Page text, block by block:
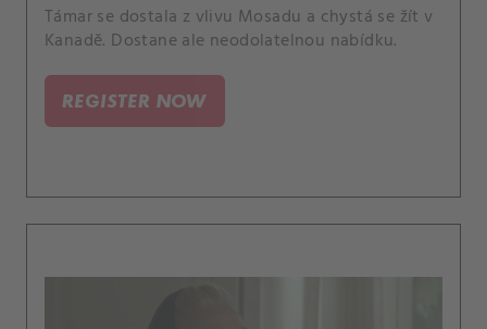
Támar se dostala z vlivu Mosadu a chystá se žít v
Kanadě. Dostane ale neodolatelnou nabídku.
REGISTER NOW